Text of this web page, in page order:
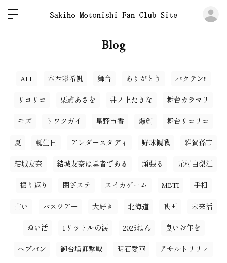
Blog
ALL 本西彩希帆 舞台 ありがとう バクテン!!
リコリコ 栗駒あさを 井ノ上たきな 舞台カラマリ
モズ トワツガイ 星野市香 爆剣 舞台リコリコ
夏 誕生日 アンダースタディ 野球観戦 雑賀孫市
結城友奈 結城友奈は勇者である 頑張る 元村由梨江
振り返り 閉ざステ スイカゲーム MBTI 手相
占い バスツアー 大好き 北海道 映画 未来活
ぬい活 1リットルの涙 2025ねん 良いお年を
ヘブバン 御台場迎撃戦 明石愛華 アサルトリリィ